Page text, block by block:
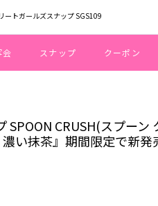
ートガールズスナップ SGS109
会 スナップ クーポン
ニカップ SPOON CRUSH(スプー
SPOON CRUSH(スプー
い抹茶』期間限定で新